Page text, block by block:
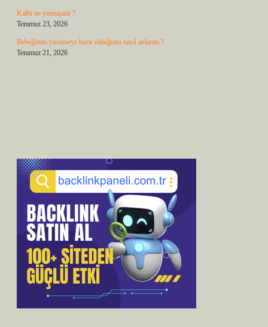
Kalbi ne yumuşatır ?
Temmuz 23, 2026
Bebeğimin yürümeye hazır olduğunu nasıl anlarım ?
Temmuz 21, 2026